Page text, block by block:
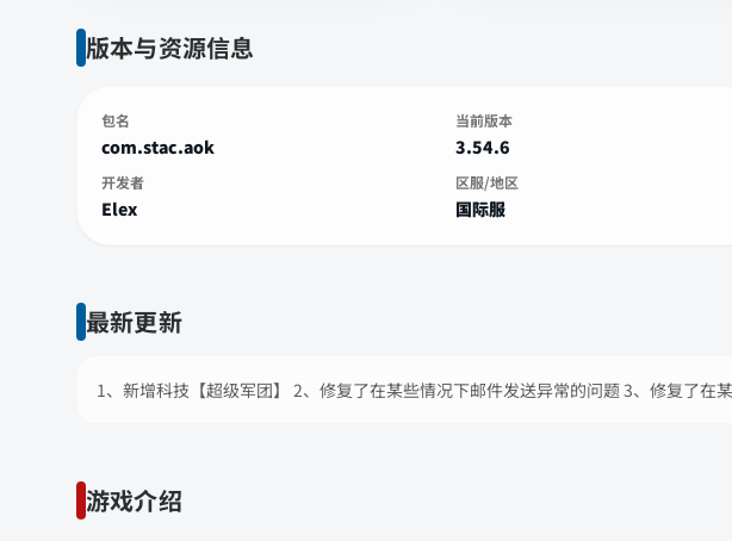
版本与资源信息
包名
com.stac.aok
当前版本
3.54.6
开发者
Elex
区服/地区
国际服
最新更新
1、新增科技【超级军团】 2、修复了在某些情况下邮件发送异常的问题 3、修复了在
游戏介绍